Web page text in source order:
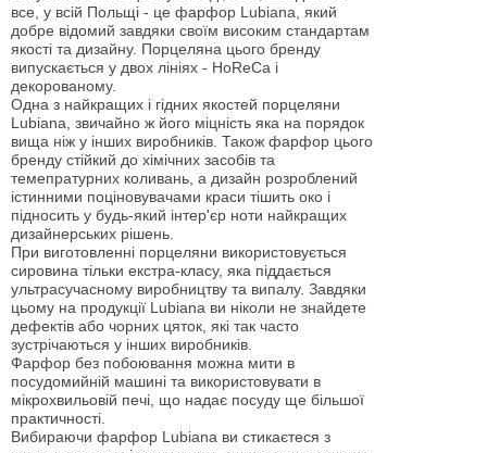
все, у всій Польщі - це фарфор Lubiana, який
добре відомий завдяки своїм високим стандартам
якості та дизайну. Порцеляна цього бренду
випускається у двох лініях - HoReCa і
декорованому.
Одна з найкращих і гідних якостей порцеляни
Lubiana, звичайно ж його міцність яка на порядок
вища ніж у інших виробників. Також фарфор цього
бренду стійкий до хімічних засобів та
темепратурних коливань, а дизайн розроблений
істинними поціновувачами краси тішить око і
підносить у будь-який інтер'єр ноти найкращих
дизайнерських рішень.
При виготовленні порцеляни використовується
сировина тільки екстра-класу, яка піддається
ультрасучасному виробництву та випалу. Завдяки
цьому на продукції Lubiana ви ніколи не знайдете
дефектів або чорних цяток, які так часто
зустрічаються у інших виробників.
Фарфор без побоювання можна мити в
посудомийній машині та використовувати в
мікрохвильовій печі, що надає посуду ще більшої
практичності.
Вибираючи фарфор Lubiana ви стикаєтеся з